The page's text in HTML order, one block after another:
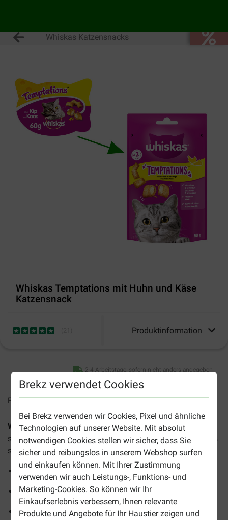
Brekz verwendet Cookies
Bei Brekz verwenden wir Cookies, Pixel und ähnliche
Technologien auf unserer Website. Mit absolut
notwendigen Cookies stellen wir sicher, dass Sie
sicher und reibungslos in unserem Webshop surfen
und einkaufen können. Mit Ihrer Zustimmung
verwenden wir auch Leistungs-, Funktions- und
Marketing-Cookies. So können wir Ihr
Einkaufserlebnis verbessern, Ihnen relevante
Produkte und Angebote für Ihr Haustier zeigen und
Whiskas Katzensnacks
Whiskas Temptations mit Huhn und Käse
Katzensnack
Produktinformation
2-4 Arbeitstage, sofern nicht anders angegeben
Preise inkl. MwSt zzgl.Versandkosten
Whiskas Temptations mit Huhn und Käse Katzensnacks
sind unwiderstehliche Leckerbissen für Katzen. Die Snacks
sin knusprig und haben eine köstlich weiche Füllung.
Mit Vitaminen und Mineralstoffen
Knuspriger Snack mit Huhn und cremiger Käsefüllung
Wiederverschließbare Verpackung